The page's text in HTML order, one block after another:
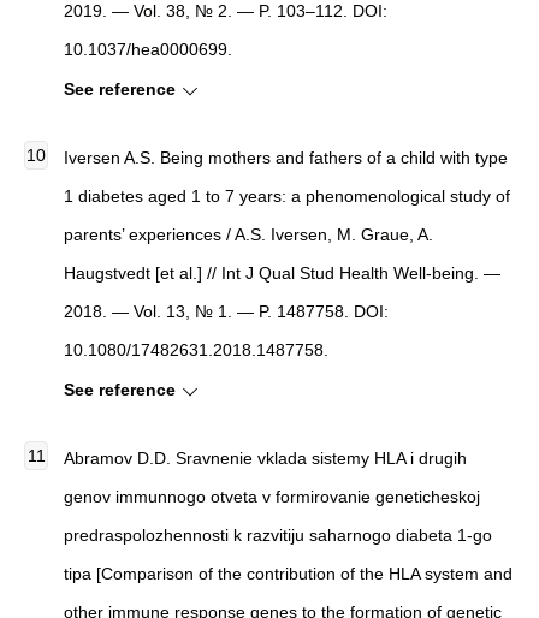
2019. — Vol. 38, № 2. — P. 103–112. DOI:
10.1037/hea0000699.
See reference
Iversen A.S. Being mothers and fathers of a child with type
1 diabetes aged 1 to 7 years: a phenomenological study of
parents’ experiences / A.S. Iversen, M. Graue, A.
Haugstvedt [et al.] // Int J Qual Stud Health Well-being. —
2018. — Vol. 13, № 1. — P. 1487758. DOI:
10.1080/17482631.2018.1487758.
See reference
Abramov D.D. Sravnenie vklada sistemy HLA i drugih
genov immunnogo otveta v formirovanie geneticheskoj
predraspolozhennosti k razvitiju saharnogo diabeta 1-go
tipa [Comparison of the contribution of the HLA system and
other immune response genes to the formation of genetic